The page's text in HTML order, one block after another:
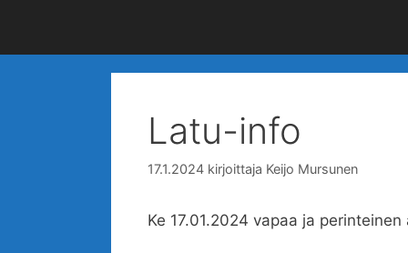
Latu-info
17.1.2024 kirjoittaja Keijo Mursunen
Ke 17.01.2024 vapaa ja